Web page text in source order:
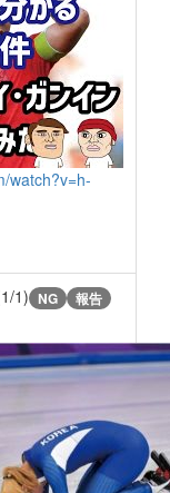
watch?v=h-
1) NG 報告